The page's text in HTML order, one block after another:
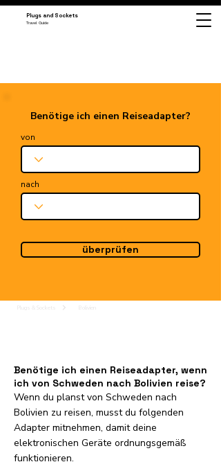
Plugs and Sockets
Travel Guide
Benötige ich einen Reiseadapter?
von
nach
überprüfen
Benötige ich einen Reiseadapter, wenn
ich von Schweden nach Bolivien reise?
Wenn du planst von Schweden nach
Bolivien zu reisen, musst du folgenden
Adapter mitnehmen, damit deine
elektronischen Geräte ordnungsgemäß
funktionieren.